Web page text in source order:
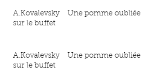
A.Kovalevsky Une pomme oubliée
sur le buffet
A.Kovalevsky Une pomme oubliée
sur le buffet